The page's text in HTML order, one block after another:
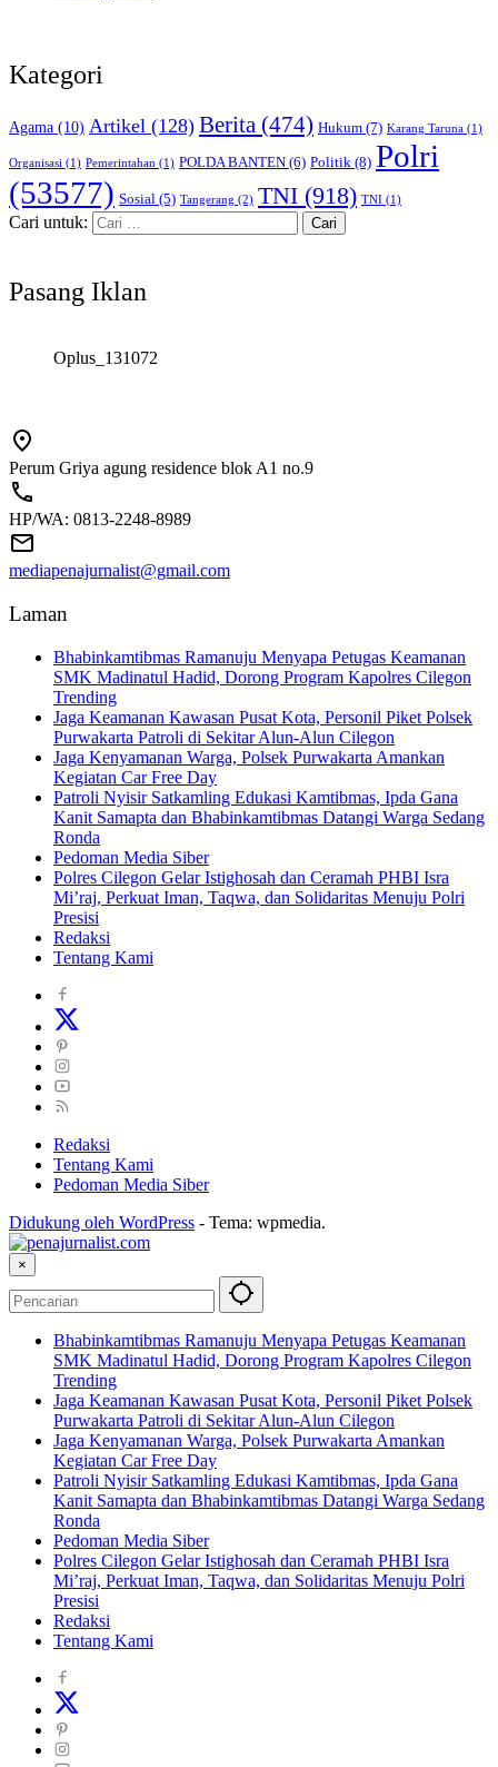
Kategori
Agama (10) Artikel (128) Berita (474) Hukum (7) Karang Taruna (1)
Organisasi (1) Pemerintahan (1) POLDA BANTEN (6) Politik (8) Polri
(53577) Sosial (5) Tangerang (2) TNI (918) TNI (1)
Cari untuk:
Pasang Iklan
Oplus_131072
Perum Griya agung residence blok A1 no.9
HP/WA: 0813-2248-8989
mediapenajurnalist@gmail.com
Laman
Bhabinkamtibmas Ramanuju Menyapa Petugas Keamanan
SMK Madinatul Hadid, Dorong Program Kapolres Cilegon
Trending
Jaga Keamanan Kawasan Pusat Kota, Personil Piket Polsek
Purwakarta Patroli di Sekitar Alun-Alun Cilegon
Jaga Kenyamanan Warga, Polsek Purwakarta Amankan
Kegiatan Car Free Day
Patroli Nyisir Satkamling Edukasi Kamtibmas, Ipda Gana
Kanit Samapta dan Bhabinkamtibmas Datangi Warga Sedang
Ronda
Pedoman Media Siber
Polres Cilegon Gelar Istighosah dan Ceramah PHBI Isra
Mi’raj, Perkuat Iman, Taqwa, dan Solidaritas Menuju Polri
Presisi
Redaksi
Tentang Kami
Redaksi
Tentang Kami
Pedoman Media Siber
Didukung oleh WordPress - Tema: wpmedia.
×
Bhabinkamtibmas Ramanuju Menyapa Petugas Keamanan
SMK Madinatul Hadid, Dorong Program Kapolres Cilegon
Trending
Jaga Keamanan Kawasan Pusat Kota, Personil Piket Polsek
Purwakarta Patroli di Sekitar Alun-Alun Cilegon
Jaga Kenyamanan Warga, Polsek Purwakarta Amankan
Kegiatan Car Free Day
Patroli Nyisir Satkamling Edukasi Kamtibmas, Ipda Gana
Kanit Samapta dan Bhabinkamtibmas Datangi Warga Sedang
Ronda
Pedoman Media Siber
Polres Cilegon Gelar Istighosah dan Ceramah PHBI Isra
Mi’raj, Perkuat Iman, Taqwa, dan Solidaritas Menuju Polri
Presisi
Redaksi
Tentang Kami